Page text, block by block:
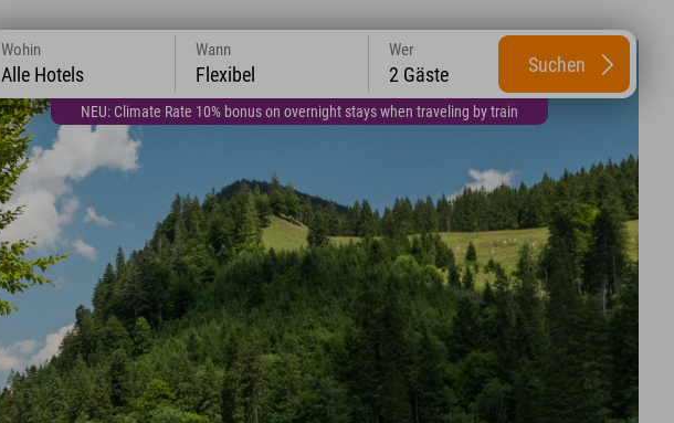
NEU: Climate Rate 10% bonus on overnight stays when traveling by train
Wohin
Alle Hotels
Wann
Flexibel
Wer
2 Gäste Suchen